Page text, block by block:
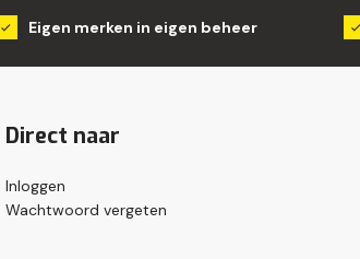
Eigen merken in eigen beheer
Direct naar
Inloggen
Wachtwoord vergeten